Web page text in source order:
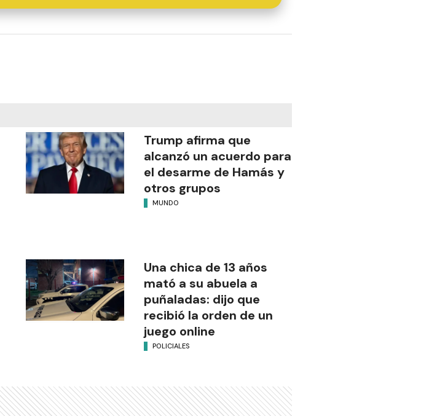
Trump afirma que
alcanzó un acuerdo para
el desarme de Hamás y
otros grupos
MUNDO
Una chica de 13 años
mató a su abuela a
puñaladas: dijo que
recibió la orden de un
juego online
POLICIALES